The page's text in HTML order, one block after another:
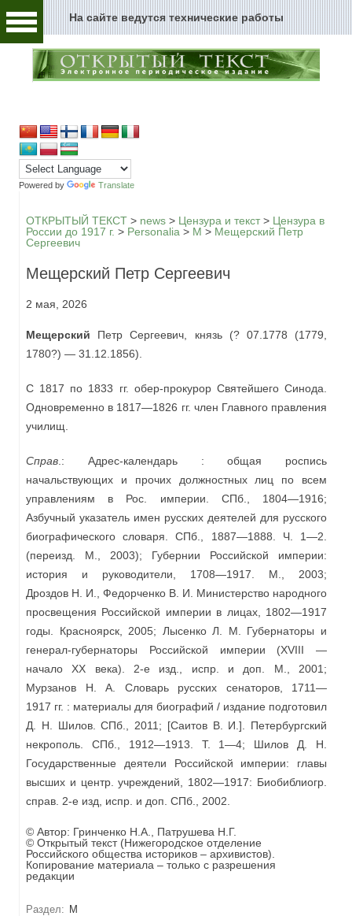
На сайте ведутся технические работы
Powered by Translate
ОТКРЫТЫЙ ТЕКСТ > news > Цензура и текст> Цензура в
России до 1917 г. > Personalia > М > Мещерский Петр
Сергеевич
Мещерский Петр Сергеевич
2 мая, 2026
Мещерский Петр Сергеевич, князь (? 07.1778 (1779,
1780?) — 31.12.1856).
С 1817 по 1833 гг. обер-прокурор Святейшего Синода.
Одновременно в 1817—1826 гг. член Главного правления
училищ.
Справ.: Адрес-календарь : общая роспись
начальствующих и прочих должностных лиц по всем
управлениям в Рос. империи. СПб., 1804—1916;
Азбучный указатель имен русских деятелей для русского
биографического словаря. СПб., 1887—1888. Ч. 1—2.
(переизд. М., 2003); Губернии Российской империи:
история и руководители, 1708—1917. М., 2003;
Дроздов Н. И., Федорченко В. И. Министерство народного
просвещения Российской империи в лицах, 1802—1917
годы. Красноярск, 2005; Лысенко Л. М. Губернаторы и
генерал-губернаторы Российской империи (XVIII —
начало XX века). 2‑е изд., испр. и доп. М., 2001;
Мурзанов Н. А. Словарь русских сенаторов, 1711—
1917 гг. : материалы для биографий / издание подготовил
Д. Н. Шилов. СПб., 2011; [Саитов В. И.]. Петербургский
некрополь. СПб., 1912—1913. Т. 1—4; Шилов Д. Н.
Государственные деятели Российской империи: главы
высших и центр. учреждений, 1802—1917: Биобиблиогр.
справ. 2-е изд, испр. и доп. СПб., 2002.
© Автор: Гринченко Н.А., Патрушева Н.Г.
© Открытый текст (Нижегородское отделение
Российского общества историков – архивистов).
Копирование материала – только с разрешения
редакции
Раздел: М
Человек и текст
Текст пространства
Текст истории
Текст музыки
Текст музея
Глоссарий